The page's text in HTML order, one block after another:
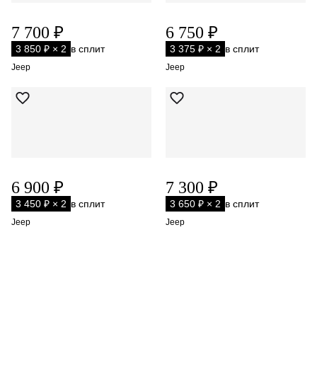
7 700 ₽
3 850 ₽ × 2 в сплит
Jeep
6 750 ₽
3 375 ₽ × 2 в сплит
Jeep
6 900 ₽
3 450 ₽ × 2 в сплит
Jeep
7 300 ₽
3 650 ₽ × 2 в сплит
Jeep